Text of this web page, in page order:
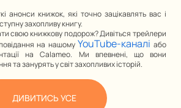
анонси книжок, які точно зацікавлять вас і
захопливу книгу.
свою книжкову подорож? Дивіться трейлери
на нашомуYouTube-каналі або
на Calameo. Ми впевнені, що вони
та занурять у світ захопливих історій.
ДИВИТИСЬ УСЕ